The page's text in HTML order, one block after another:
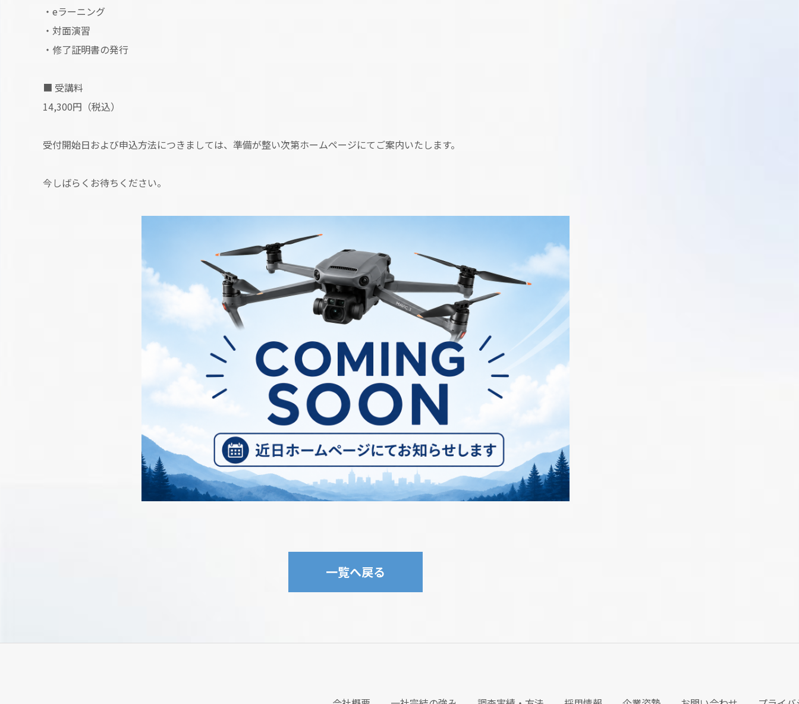
・eラーニング
・対面演習
・修了証明書の発行
■ 受講料
14,300円（税込）
受付開始日および申込方法につきましては、準備が整い次第ホームページにてご案内いたします。
今しばらくお待ちください。
一覧へ戻る